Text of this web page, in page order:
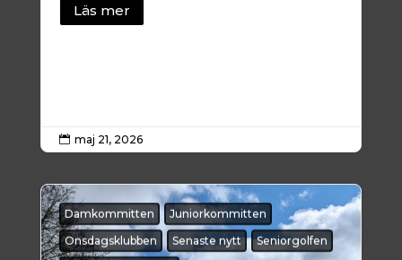
Läs mer
 maj 21, 2026
Damkommitten
Juniorkommitten
Onsdagsklubben
Senaste nytt
Seniorgolfen